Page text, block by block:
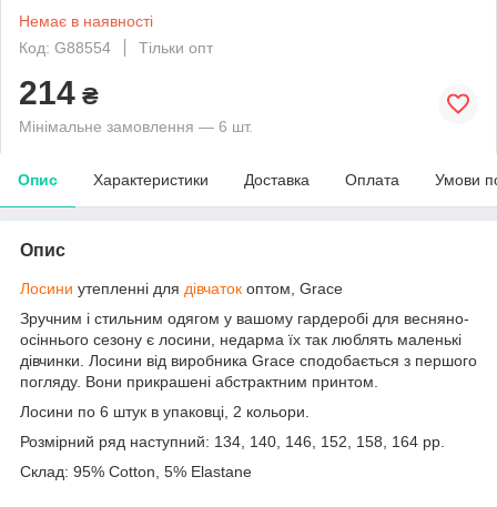
Немає в наявності
Код: G88554
Тільки опт
214 ₴
Мінімальне замовлення — 6 шт.
Опис Характеристики Доставка Оплата Умови
Опис
Лосини утепленні для дівчаток оптом, Grace
Зручним і стильним одягом у вашому гардеробі для весняно-
осіннього сезону є лосини, недарма їх так люблять маленькі
дівчинки. Лосини від виробника Grace сподобається з першого
погляду. Вони прикрашені абстрактним принтом.
Лосини по 6 штук в упаковці, 2 кольори.
Розмірний ряд наступний: 134, 140, 146, 152, 158, 164 рр.
Склад: 95% Cotton, 5% Elastane